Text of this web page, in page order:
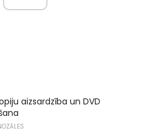
aizsardzība un DVD